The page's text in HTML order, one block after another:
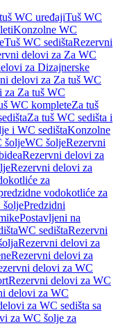
WC uređajiTuš WC
Konzolne WC
Tuš WC sedištaRezervni
delovi za Za WC
za Dizajnerske
delovi za Za tuš WC
za Za tuš WC
WC kompleteZa tuš
Za tuš WC sedišta i
i WC sedištaKonzolne
šoljeWC šoljeRezervni
Rezervni delovi za
Rezervni delovi za
za
vodokotliće za
šoljePredzidni
Postavljeni na
WC sedištaRezervni
Rezervni delovi za
Rezervni delovi za
delovi za WC
Rezervni delovi za WC
delovi za WC
za WC sedišta sa
za WC šolje za